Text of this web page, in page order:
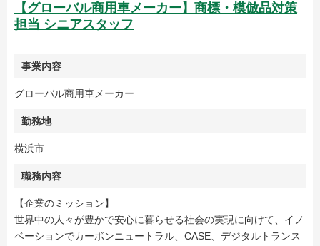
【グローバル商用車メーカー】商標・模倣品対策
担当 シニアスタッフ
事業内容
グローバル商用車メーカー
勤務地
横浜市
職務内容
【企業のミッション】
世界中の人々が豊かで安心に暮らせる社会の実現に向けて、イノ
ベーションでカーボンニュートラル、CASE、デジタルトランス